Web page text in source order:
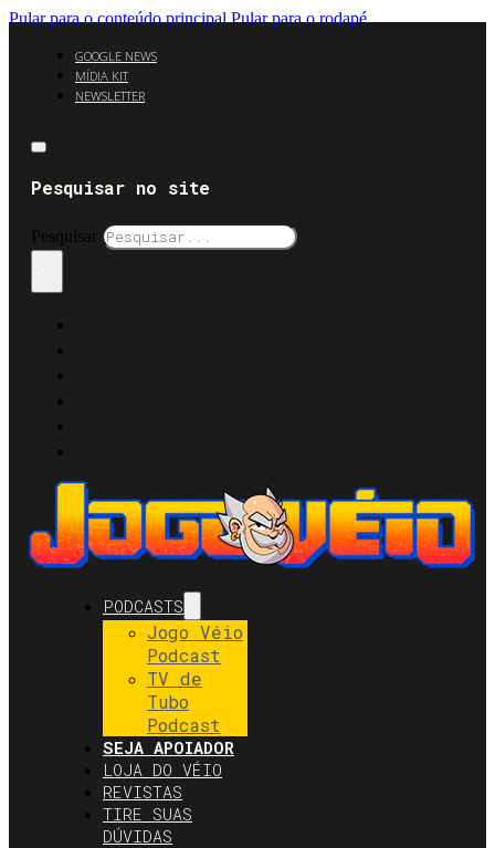
Pular para o conteúdo principal Pular para o rodapé
GOOGLE NEWS
MÍDIA KIT
NEWSLETTER
Pesquisar no site
Pesquisar
PODCASTS
Jogo Véio
Podcast
TV de
Tubo
Podcast
SEJA APOIADOR
LOJA DO VÉIO
REVISTAS
TIRE SUAS
DÚVIDAS